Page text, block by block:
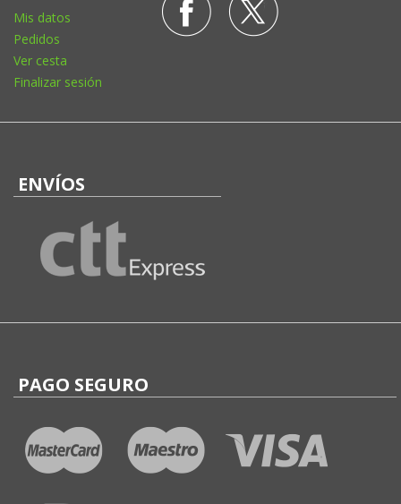
Mis datos
Pedidos
Ver cesta
Finalizar sesión
ENVÍOS
PAGO SEGURO